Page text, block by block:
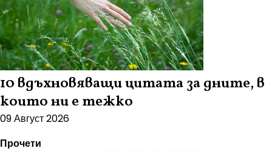
10 вдъхновяващи цитата за дните, в
които ни е тежко
09 Август 2026
Прочети